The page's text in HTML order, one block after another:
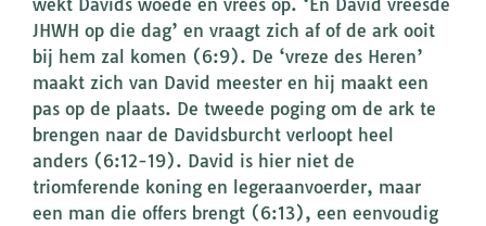
wekt Davids woede en vrees op. ‘En David vreesde
JHWH op die dag’ en vraagt zich af of de ark ooit
bij hem zal komen (6:9). De ‘vreze des Heren’
maakt zich van David meester en hij maakt een
pas op de plaats. De tweede poging om de ark te
brengen naar de Davidsburcht verloopt heel
anders (6:12-19). David is hier niet de
triomferende koning en legeraanvoerder, maar
een man die offers brengt (6:13), een eenvoudig